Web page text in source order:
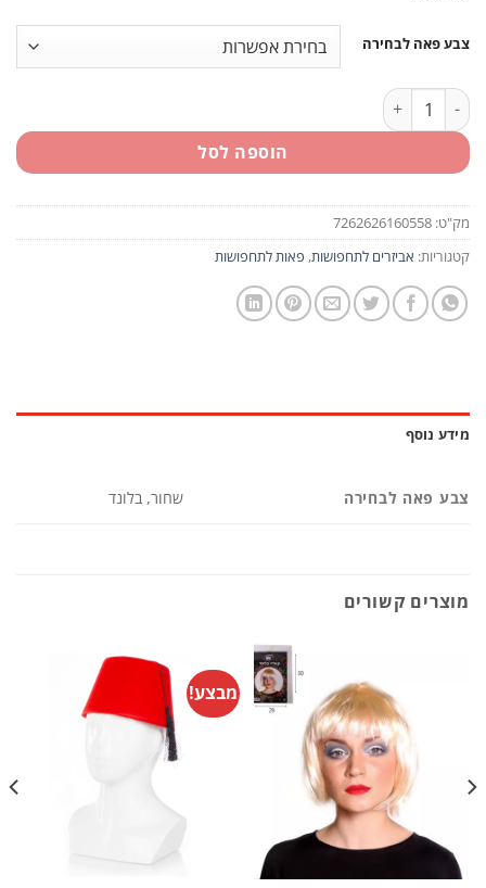
צבע פאה לבחירה
כמות של פאה לגבר שיער שחור / בלונד
הוספה לסל
מק"ט: 7262626160558
קטגוריות: אביזרים לתחפושות, פאות לתחפושות
מידע נוסף
צבע פאה לבחירה שחור, בלונד
מוצרים קשורים
מבצע!